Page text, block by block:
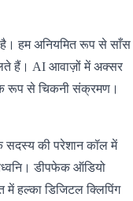
है। हम अनियमित रूप से साँस
हैं। AI आवाज़ों में अक्सर
रूप से चिकनी संक्रमण।
सदस्य की परेशान कॉल में
डीपफेक ऑडियो
हल्का डिजिटल क्लिपिंग